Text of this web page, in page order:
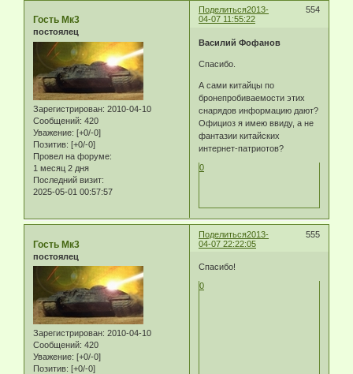
Поделиться 554
2013-
04-07 11:55:22
Гость Мк3
постоялец
Зарегистрирован: 2010-04-10
Сообщений: 420
Уважение: [+0/-0]
Позитив: [+0/-0]
Провел на форуме:
1 месяц 2 дня
Последний визит:
2025-05-01 00:57:57
Василий Фофанов
Спасибо.
А сами китайцы по
бронепробиваемости этих
снарядов информацию дают?
Официоз я имею ввиду, а не
фантазии китайских
интернет-патриотов?
0
Поделиться 555
2013-
04-07 22:22:05
Гость Мк3
постоялец
Зарегистрирован: 2010-04-10
Сообщений: 420
Уважение: [+0/-0]
Позитив: [+0/-0]
Спасибо!
0